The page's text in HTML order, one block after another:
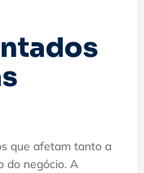
que afetam tanto a
do negócio. A